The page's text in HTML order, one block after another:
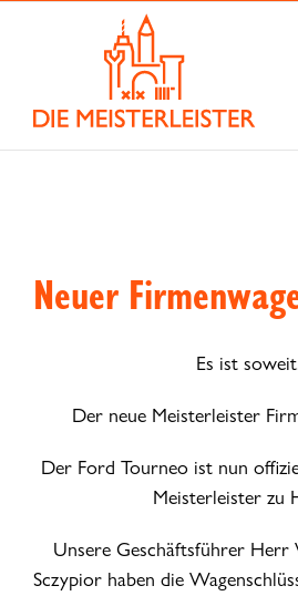
Neuer
Es ist
Der neue Meisterleister
Der Ford Tourneo ist nun
Meisterleister zu
Unsere Geschäftsführer
Sczypior haben die